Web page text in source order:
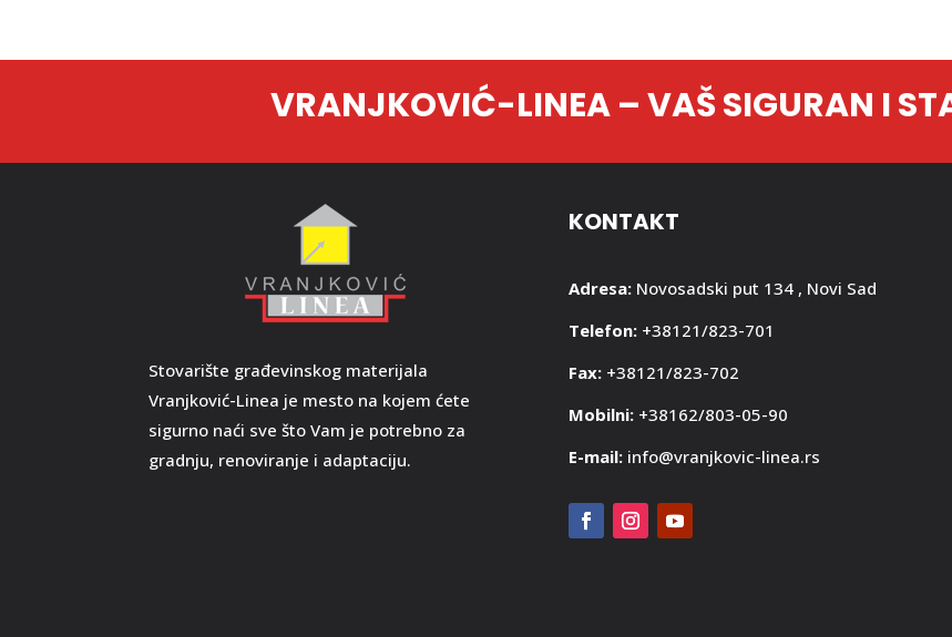
VRANJKOVIĆ-LINEA – VAŠ SIGURAN I
Stovarište građevinskog materijala
Vranjković-Linea je mesto na kojem ćete
sigurno naći sve što Vam je potrebno za
gradnju, renoviranje i adaptaciju.
KONTAKT
Adresa: Novosadski put 134 , Novi Sad
Telefon: +38121/823-701
Fax: +38121/823-702
Mobilni: +38162/803-05-90
E-mail: info@vranjkovic-linea.rs